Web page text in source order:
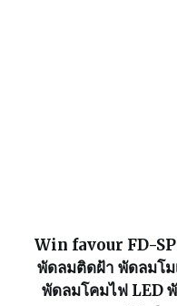
Win favour FD-
พัดลมติดฝ้า พัดลมโ
พัดลมโคมไฟ LED